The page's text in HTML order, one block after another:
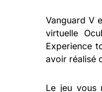
Vanguard V
virtuelle
Experience
avoir réalisé
Le jeu vous